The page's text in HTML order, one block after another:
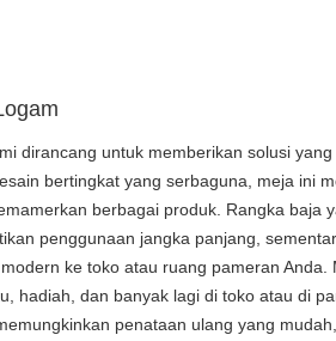
dirancang untuk memberikan solusi
bertingkat yang serbaguna, meja ini
berbagai produk. Rangka baja
penggunaan jangka panjang,
ke toko atau ruang pameran Anda.
hadiah, dan banyak lagi di toko atau di
penataan ulang yang